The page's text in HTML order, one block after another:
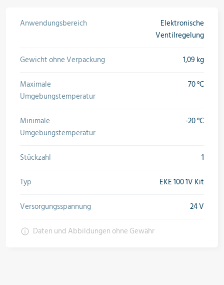
Anwendungsbereich
Elektronische
Ventilregelung
Gewicht ohne Verpackung
1,09 kg
Maximale
Umgebungstemperatur
70 °C
Minimale
Umgebungstemperatur
-20 °C
Stückzahl
1
Typ
EKE 100 1V Kit
Versorgungsspannung
24 V
Daten und Abbildungen ohne Gewähr